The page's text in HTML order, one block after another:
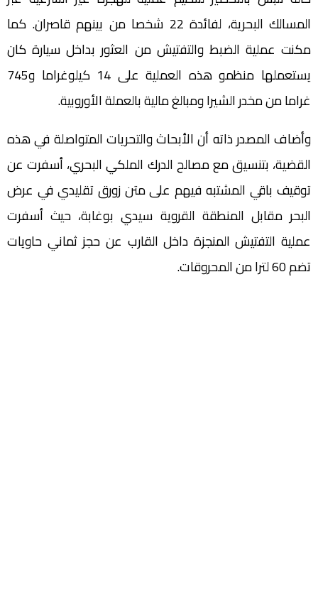
المسالك البحرية، لفائدة 22 شخصا من بينهم قاصران. كما
مكنت عملية الضبط والتفتيش من العثور بداخل سيارة كان
يستعملها منظمو هذه العملية على 14 كيلوغراما و745
غراما من مخدر الشيرا ومبالغ مالية بالعملة الأوروبية.
وأضاف المصدر ذاته أن الأبحاث والتحريات المتواصلة في هذه
القضية، بتنسيق مع مصالح الدرك الملكي البحري، أسفرت عن
توقيف باقي المشتبه فيهم على متن زورق تقليدي في عرض
البحر مقابل المنطقة القروية سيدي بوغابة، حيث أسفرت
عملية التفتيش المنجزة داخل القارب عن حجز ثماني حاويات
تضم 60 لترا من المحروقات.